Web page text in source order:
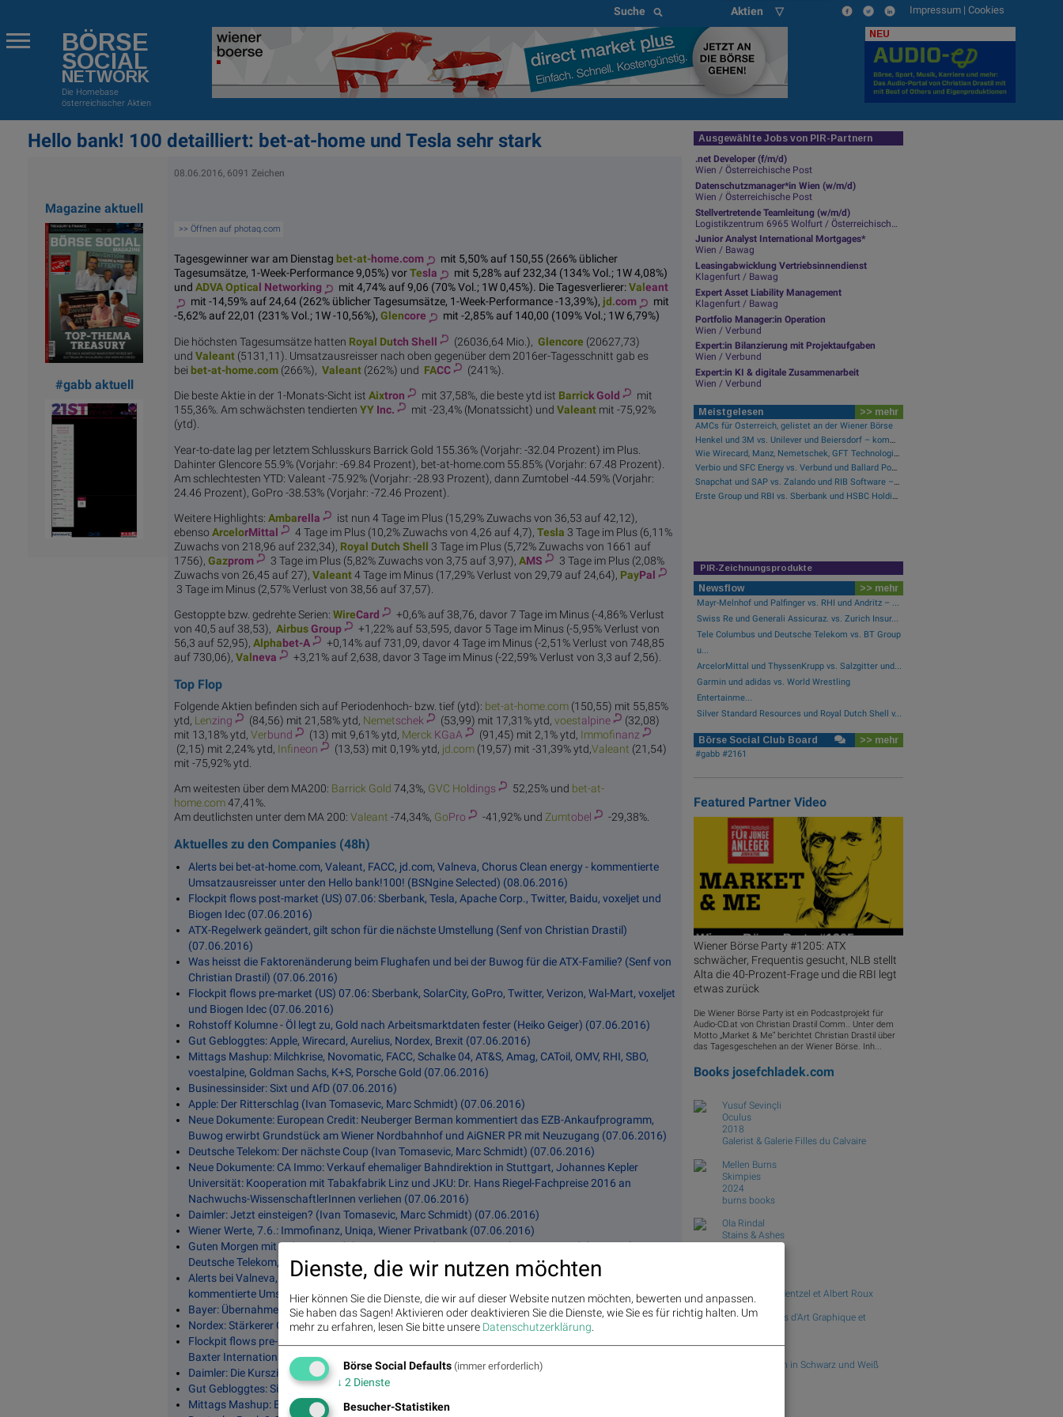
Suche Aktien ▽ Impressum | Cookies
BÖRSE
SOCIAL
NETWORK
Die Homebase
österreichischer Aktien
NEU
Hello bank! 100 detailliert: bet-at-home und Tesla sehr stark
Magazine aktuell
#gabb aktuell
08.06.2016, 6091 Zeichen
>> Öffnen auf photaq.com
Tagesgewinner war am Dienstag bet-at-home.com
mit 5,50% auf 150,55 (266% üblicher
Tagesumsätze, 1-Week-Performance 9,05%) vorTesla
mit 5,28% auf 232,34 (134% Vol.; 1W 4,08%)
und ADVA Optical Networking mit 4,74% auf 9,06 (70% Vol.; 1W 0,45%). Die Tagesverlierer:Valeant
mit -14,59% auf 24,64 (262% üblicher Tagesumsätze, 1-Week-Performance -13,39%), jd.com
mit
-5,62% auf 22,01 (231% Vol.; 1W -10,56%), Glencore mit -2,85% auf 140,00 (109% Vol.; 1W 6,79%)
Die höchsten Tagesumsätze hatten Royal Dutch Shell (26036,64 Mio.), Glencore (20627,73)
und Valeant(5131,11). Umsatzausreisser nach oben gegenüber dem 2016er-Tagesschnitt gab es
bei bet-at-home.com(266%), Valeant(262%) und FACC (241%).
Die beste Aktie in der 1-Monats-Sicht ist Aixtron mit 37,58%, die beste ytd ist Barrick Gold
mit
155,36%. Am schwächsten tendierten YY Inc. mit -23,4% (Monatssicht) und Valeantmit -75,92%
(ytd).
Year-to-date lag per letztem Schlusskurs Barrick Gold 155.36% (Vorjahr: -32.04 Prozent) im Plus.
Dahinter Glencore 55.9% (Vorjahr: -69.84 Prozent), bet-at-home.com 55.85% (Vorjahr: 67.48 Prozent).
Am schlechtesten YTD: Valeant -75.92% (Vorjahr: -28.93 Prozent), dann Zumtobel -44.59% (Vorjahr:
24.46 Prozent), GoPro -38.53% (Vorjahr: -72.46 Prozent).
Weitere Highlights: Ambarella
ist nun 4 Tage im Plus (15,29% Zuwachs von 36,53 auf 42,12),
ebensoArcelorMittal 4 Tage im Plus (10,2% Zuwachs von 4,26 auf 4,7), Tesla 3 Tage im Plus (6,11%
Zuwachs von 218,96 auf 232,34), Royal Dutch Shell 3 Tage im Plus (5,72% Zuwachs von 1661 auf
1756), Gazprom 3 Tage im Plus (5,82% Zuwachs von 3,75 auf 3,97), AMS
3 Tage im Plus (2,08%
Zuwachs von 26,45 auf 27), Valeant4 Tage im Minus (17,29% Verlust von 29,79 auf 24,64), PayPal
3 Tage im Minus (2,57% Verlust von 38,56 auf 37,57).
Gestoppte bzw. gedrehte Serien: WireCard
+0,6% auf 38,76, davor 7 Tage im Minus (-4,86% Verlust
von 40,5 auf 38,53), AirbusGroup
+1,22% auf 53,595, davor 5 Tage im Minus (-5,95% Verlust von
56,3 auf 52,95), Alphabet-A
+0,14% auf 731,09, davor 4 Tage im Minus (-2,51% Verlust von 748,85
auf 730,06), Valneva +3,21% auf 2,638, davor 3 Tage im Minus (-22,59% Verlust von 3,3 auf 2,56).
Top Flop
Folgende Aktien befinden sich auf Periodenhoch- bzw. tief (ytd): bet-at-home.com(150,55) mit 55,85%
ytd, Lenzing (84,56) mit 21,58% ytd, Nemetschek (53,99) mit 17,31% ytd, voestalpine
(32,08)
mit 13,18% ytd, Verbund (13) mit 9,61% ytd, Merck KGaA (91,45) mit 2,1% ytd, Immofinanz
(2,15) mit 2,24% ytd, Infineon (13,53) mit 0,19% ytd, jd. com(19,57) mit -31,39% ytd,Valeant (21,54)
mit -75,92% ytd.
Am weitesten über dem MA200: Barrick Gold 74,3%, GVC Holdings 52,25% und bet-at-
home.com47,41%.
Am deutlichsten unter dem MA 200: Valeant -74,34%, GoPro -41,92% und Zumtobel -29,38%.
Aktuelles zu den Companies (48h)
Alerts bei bet-at-home.com, Valeant, FACC, jd.com, Valneva, Chorus Clean energy - kommentierte
Umsatzausreisser unter den Hello bank!100! (BSNgine Selected) (08.06.2016)
Flockpit flows post-market (US) 07.06: Sberbank, Tesla, Apache Corp., Twitter, Baidu, voxeljet und
Biogen Idec (07.06.2016)
ATX-Regelwerk geändert, gilt schon für die nächste Umstellung (Senf von Christian Drastil)
(07.06.2016)
Was heisst die Faktorenänderung beim Flughafen und bei der Buwog für die ATX-Familie? (Senf von
Christian Drastil) (07.06.2016)
Flockpit flows pre-market (US) 07.06: Sberbank, SolarCity, GoPro, Twitter, Verizon, Wal-Mart, voxeljet
und Biogen Idec (07.06.2016)
Rohstoff Kolumne - Öl legt zu, Gold nach Arbeitsmarktdaten fester (Heiko Geiger) (07.06.2016)
Gut Gebloggtes: Apple, Wirecard, Aurelius, Nordex, Brexit (07.06.2016)
Mittags Mashup: Milchkrise, Novomatic, FACC, Schalke 04, AT&S, Amag, CAToil, OMV, RHI, SBO,
voestalpine, Goldman Sachs, K+S, Porsche Gold (07.06.2016)
Businessinsider: Sixt und AfD (07.06.2016)
Apple: Der Ritterschlag (Ivan Tomasevic, Marc Schmidt) (07.06.2016)
Neue Dokumente: European Credit: Neuberger Berman kommentiert das EZB-Ankaufprogramm,
Buwog erwirbt Grundstück am Wiener Nordbahnhof und AiGNER PR mit Neuzugang (07.06.2016)
Deutsche Telekom: Der nächste Coup (Ivan Tomasevic, Marc Schmidt) (07.06.2016)
Neue Dokumente: CA Immo: Verkauf ehemaliger Bahndirektion in Stuttgart, Johannes Kepler
Universität: Kooperation mit Tabakfabrik Linz und JKU: Dr. Hans Riegel-Fachpreise 2016 an
Nachwuchs-WissenschaftlerInnen verliehen (07.06.2016)
Daimler: Jetzt einsteigen? (Ivan Tomasevic, Marc Schmidt) (07.06.2016)
Wiener Werte, 7.6.: Immofinanz, Uniqa, Wiener Privatbank (07.06.2016)
Guten Morgen mit Industrieproduktion steigt, NordLB, Continental, Fresenius, adidas, Aurelius,
Deutsche Telekom, Deutsche Bahn (07.06.2016)
Alerts bei Valneva, Chorus Clean energy, Royal Dutch Shell, Dentsply Int., Alibaba Group Holding -
kommentierte Umsatzausreisser unter den Hello bank!100! (BSNgine Selected) (07.06.2016)
Bayer: Übernahmefantasien sorgen für Umsätze (Marc Schmidt) (06.06.2016)
Nordex: Stärkerer Gegenwind (Marc Schmidt) (06.06.2016)
Flockpit flows pre-market (US) 06.06: Gazprom, Alcoa, China Ming Yang, Caterpillar, Callaway Golf,
Baxter International, First Solar und General Motors Company (06.06.2016)
Daimler: Die Kursziele sind der Hammer! (Ivan Tomasevic, Marc Schmidt) (06.06.2016)
Gut Gebloggtes: Singulus, Stada, Bayer, Deutsche Bank (06.06.2016)
Mittags Mashup: Brexit, Lukoil, Goldman Sachs, Daimler, (06.06.2016)
Ausgewählte Jobs von PIR-Partnern
.net Developer (f/m/d)
Wien / Österreichische Post
Datenschutzmanager*in Wien (w/m/d)
Wien / Österreichische Post
Stellvertretende Teamleitung (w/m/d)
Logistikzentrum 6965 Wolfurt / Österreichische Post
Junior Analyst International Mortgages*
Wien / Bawag
Leasingabwicklung Vertriebsinnendienst
Klagenfurt / Bawag
Expert Asset Liability Management
Klagenfurt / Bawag
Portfolio Manager:in Operation
Wien / Verbund
Expert:in Bilanzierung mit Projektaufgaben
Wien / Verbund
Expert:in KI & digitale Zusammenarbeit
Wien / Verbund
Meistgelesen >> mehr
AMCs für Österreich, gelistet an der Wiener Börse
Henkel und 3M vs. Unilever und Beiersdorf – kommentierter KW 32 Peer Group Watch Konsumgüter
Wie Wirecard, Manz, Nemetschek, GFT Technologies, SAP und Rocket Internet für Gesprächsstoff sorgten
Verbio und SFC Energy vs. Verbund und Ballard Power Systems – kommentierter KW 32 Peer Group Watch Energie
Snapchat und SAP vs. Zalando und RIB Software – kommentierter KW 32 Peer Group Watch Computer, Software & Internet
Erste Group und RBI vs. Sberbank und HSBC Holdings – kommentierter KW 32 Peer Group Watch Banken
PIR-Zeichnungsprodukte
Newsflow >> mehr
Mayr-Melnhof und Palfinger vs. RHI und Andritz – ...
Swiss Re und Generali Assicuraz. vs. Zurich Insur...
Tele Columbus und Deutsche Telekom vs. BT Group
u...
ArcelorMittal und ThyssenKrupp vs. Salzgitter und...
Garmin und adidas vs. World Wrestling
Entertainme...
Silver Standard Resources und Royal Dutch Shell v...
Börse Social Club Board >> mehr
#gabb #2161
Featured Partner Video
Wiener Börse Party #1205: ATX
schwächer, Frequentis gesucht, NLB stellt
Alta die 40-Prozent-Frage und die RBI legt
etwas zurück
Die Wiener Börse Party ist ein Podcastprojekt für
Audio-CD.at von Christian Drastil Comm.. Unter dem
Motto „Market & Me“ berichtet Christian Drastil über
das Tagesgeschehen an der Wiener Börse. Inh...
Books josefchladek.com
Yusuf Sevinçli
Oculus
2018
Galerist & Galerie Filles du Calvaire
Mellen Burns
Skimpies
2024
burns books
Ola Rindal
Stains & Ashes
ed. by Albert Mentzel et Albert Roux
1935
Forme, Editions d'Art Graphique et
Kompositionen in Schwarz und Weiß
Dienste, die wir nutzen möchten
Hier können Sie die Dienste, die wir auf dieser Website nutzen möchten, bewerten und anpassen.
Sie haben das Sagen! Aktivieren oder deaktivieren Sie die Dienste, wie Sie es für richtig halten. Um
mehr zu erfahren, lesen Sie bitte unsere Datenschutzerklärung.
Börse Social Defaults (immer erforderlich)
↓ 2 Dienste
Besucher-Statistiken